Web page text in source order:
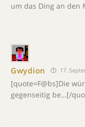
um das Ding an den
Gwydion 17.
[quote=F@bs]Die
gegenseitig be…[/